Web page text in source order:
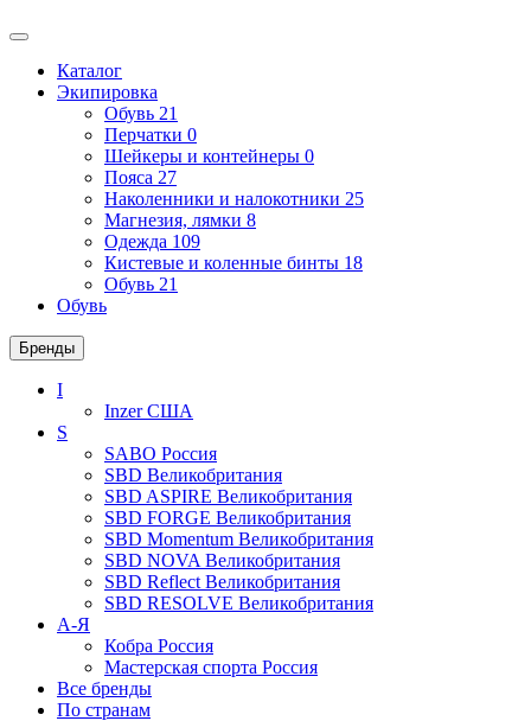
Каталог
Экипировка
Обувь 21
Перчатки 0
Шейкеры и контейнеры 0
Пояса 27
Наколенники и налокотники 25
Магнезия, лямки 8
Одежда 109
Кистевые и коленные бинты 18
Обувь 21
Обувь
Бренды
I
InzerСША
S
SABO Россия
SBD Великобритания
SBD ASPIRE Великобритания
SBD FORGE Великобритания
SBD Momentum Великобритания
SBD NOVA Великобритания
SBD Reflect Великобритания
SBD RESOLVE Великобритания
А-Я
Кобра Россия
Мастерская спорта Россия
Все бренды
По странам